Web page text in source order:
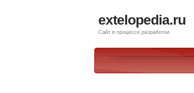
extelopedia.ru
Сайт в процессе разработки